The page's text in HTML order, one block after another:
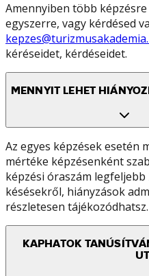
Amennyiben több
egyszerre, vagy kérdésed
kéréseidet, kérdéseidet.
MENNYIT LEHET
Az egyes képzések esetén
mértéke képzésenként
képzési óraszám legfeljebb
késésekről, hiányzások
részletesen tájékozódhatsz.
KAPHATOK